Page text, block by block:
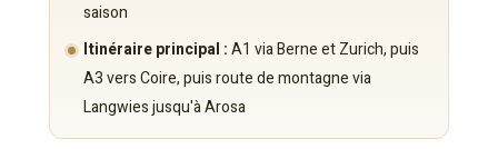
saison
Itinéraire principal :A1 via Berne et Zurich, puis
A3 vers Coire, puis route de montagne via
Langwies jusqu'à Arosa